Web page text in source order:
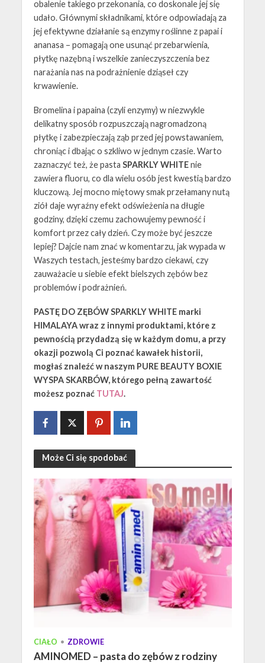
obalenie takiego przekonania, co doskonale jej się
udało. Głównymi składnikami, które odpowiadają za
jej efektywne działanie są enzymy roślinne z papai i
ananasa – pomagają one usunąć przebarwienia,
płytkę nazębną i wszelkie zanieczyszczenia bez
narażania nas na podrażnienie dziąseł czy
krwawienie.
Bromelina i papaina (czyli enzymy) w niezwykle
delikatny sposób rozpuszczają nagromadzoną
płytkę i zabezpieczają ząb przed jej powstawaniem,
chroniąc i dbając o szkliwo w jednym czasie. Warto
zaznaczyć też, że pasta SPARKLY WHITEnie
zawiera fluoru, co dla wielu osób jest kwestią bardzo
kluczową. Jej mocno miętowy smak przełamany nutą
ziół daje wyraźny efekt odświeżenia na długie
godziny, dzięki czemu zachowujemy pewność i
komfort przez cały dzień. Czy może być jeszcze
lepiej? Dajcie nam znać w komentarzu, jak wypada w
Waszych testach, jesteśmy bardzo ciekawi, czy
zauważacie u siebie efekt bielszych zębów bez
problemów i podrażnień.
PASTĘ DO ZĘBÓW SPARKLY WHITE marki
HIMALAYA wraz z innymi produktami, które z
pewnością przydadzą się w każdym domu, a przy
okazji pozwolą Ci poznać kawałek historii,
mogłaś znaleźć w naszym PURE BEAUTY BOXIE
WYSPA SKARBÓW, którego pełną zawartość
możesz poznać TUTAJ.
Może Ci się spodobać
CIAŁO • ZDROWIE
AMINOMED – pasta do zębów z rodziny